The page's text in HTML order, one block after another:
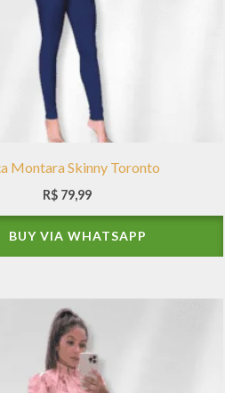
Montara Skinny Toronto
R$ 79,99
BUY VIA WHATSAPP